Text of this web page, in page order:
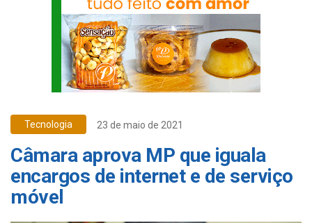
Tecnologia 23 de maio de 2021
Câmara aprova MP que iguala
encargos de internet e de serviço
móvel